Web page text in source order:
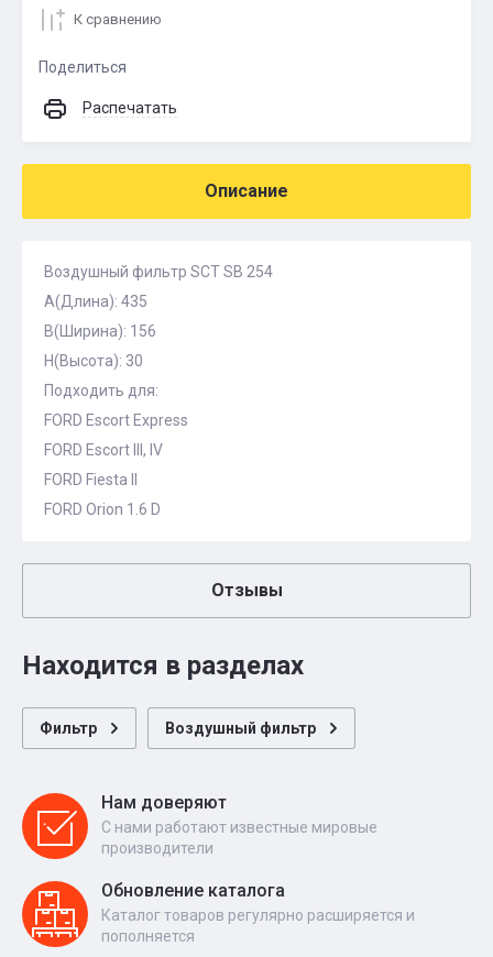
К сравнению
Поделиться
Распечатать
Описание
Воздушный фильтр SCT SB 254
A(Длина): 435
B(Ширина): 156
H(Высота): 30
Подходить для:
FORD Escort Express
FORD Escort III, IV
FORD Fiesta II
FORD Orion 1.6 D
Отзывы
Находится в разделах
Фильтр Воздушный фильтр
Нам доверяют
С нами работают известные мировые
производители
Обновление каталога
Каталог товаров регулярно расширяется и
пополняется